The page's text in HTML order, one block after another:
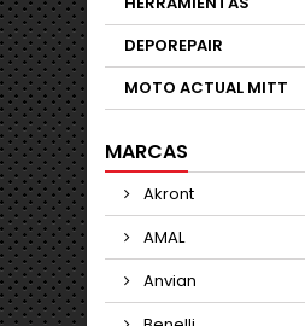
DEPOREPAIR
MOTO ACTUAL MITT
MARCAS
Akront
AMAL
Anvian